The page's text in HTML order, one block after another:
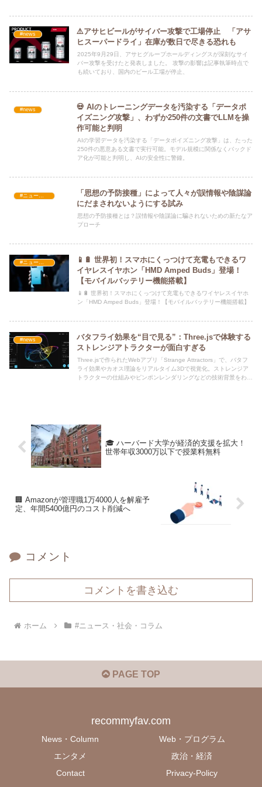
#news
⚠️アサヒビールがサイバー攻撃で工場停止 「アサ
ヒスーパードライ」在庫が数日で尽きる恐れも
2025年9月29日、アサヒグループホールディングスが深刻なサイ
バー攻撃を受けたと発表しました。 攻撃の影響は記事執筆時点で
も続いており、国内のビール工場が停止、
#news
💀 AIのトレーニングデータを汚染する「データポ
イズニング攻撃」、わずか250件の文書でLLMを操
作可能と判明
AIの学習データを汚染する「データポイズニング攻撃」は、たった
250件の悪意ある文書で実行可能。モデル規模に関係なくバックド
ア化が可能と判明し、AIの安全性に警鐘。
#ニュース・社会・コラム
「思想の予防接種」によって人々が誤情報や陰謀論
にだまされないようにする試み
思想の予防接種とは？誤情報や陰謀論に騙されないための新たなア
プローチ
#ニュース・社会・コラム
📱🔋 世界初！スマホにくっつけて充電もできるワ
イヤレスイヤホン「HMD Amped Buds」登場！
【モバイルバッテリー機能搭載】
📱🔋 世界初！スマホにくっつけて充電もできるワイヤレスイヤホ
ン「HMD Amped Buds」登場！【モバイルバッテリー機能搭載】
#news
バタフライ効果を“目で見る”：Three.jsで体験する
ストレンジアトラクターが面白すぎる
Three.jsで作られたWebアプリ「Strange Attractors」で、バタフ
ライ効果やカオス理論をリアルタイム3Dで視覚化。ストレンジア
トラクターの仕組みやピンポンレンダリングなどの技術背景をわか
🎓 ハーバード大学が経済的支援を拡大！
世帯年収3000万以下で授業料無料
🏢 Amazonが管理職1万4000人を解雇予
定、年間5400億円のコスト削減へ
コメント
コメントを書き込む
ホーム #ニュース・社会・コラム
PAGE TOP
recommyfav.com
News・Column
Web・プログラム
エンタメ
政治・経済
Contact
Privacy-Policy